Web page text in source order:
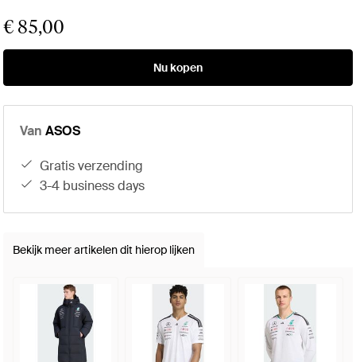
€ 85,00
Nu kopen
Van ASOS
gratis verzending
3-4 business days
Bekijk meer artikelen dit hierop lijken